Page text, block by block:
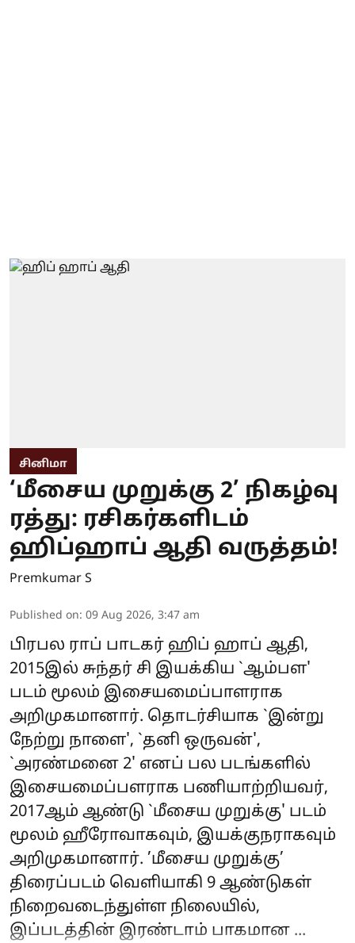
சினிமா
‘மீசைய முறுக்கு 2’ நிகழ்வு
ரத்து: ரசிகர்களிடம்
ஹிப்ஹாப் ஆதி வருத்தம்!
Premkumar S
Published on: 09 Aug 2026, 3:47 am
பிரபல ராப் பாடகர் ஹிப் ஹாப் ஆதி,
2015இல் சுந்தர் சி இயக்கிய `ஆம்பள'
படம் மூலம் இசையமைப்பாளராக
அறிமுகமானார். தொடர்சியாக `இன்று
நேற்று நாளை', `தனி ஒருவன்',
`அரண்மனை 2' எனப் பல படங்களில்
இசையமைப்பளராக பணியாற்றியவர்,
2017ஆம் ஆண்டு `மீசைய முறுக்கு' படம்
மூலம் ஹீரோவாகவும், இயக்குநராகவும்
அறிமுகமானார். ’மீசைய முறுக்கு’
திரைப்படம் வெளியாகி 9 ஆண்டுகள்
நிறைவடைந்துள்ள நிலையில்,
இப்படத்தின் இரண்டாம் பாகமான ...